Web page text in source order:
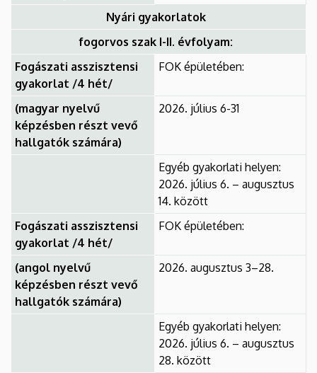
Nyári gyakorlatok
fogorvos szak I-II. évfolyam:
Fogászati asszisztensi
gyakorlat /4 hét/
FOK épületében:
(magyar nyelvű
képzésben részt vevő
hallgatók számára)
2026. július 6-31
Egyéb gyakorlati helyen:
2026. július 6. – augusztus
14. között
Fogászati asszisztensi
gyakorlat /4 hét/
FOK épületében:
(angol nyelvű
képzésben részt vevő
hallgatók számára)
2026. augusztus 3–28.
Egyéb gyakorlati helyen:
2026. július 6. – augusztus
28. között